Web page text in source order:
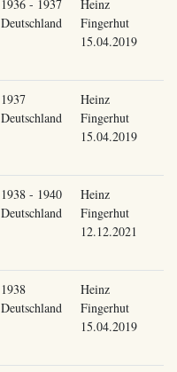
1936 - 1937
Deutschland
Heinz
Fingerhut
15.04.2019
1937
Deutschland
Heinz
Fingerhut
15.04.2019
1938 - 1940
Deutschland
Heinz
Fingerhut
12.12.2021
1938
Deutschland
Heinz
Fingerhut
15.04.2019